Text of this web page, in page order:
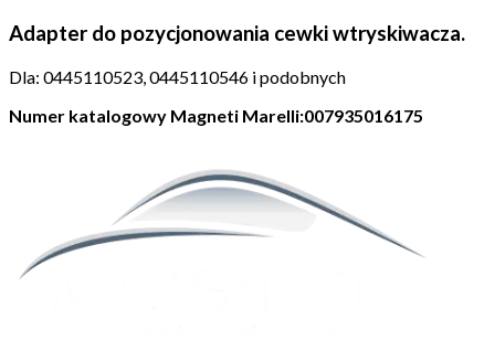
Adapter do pozycjonowania cewki wtryskiwacza.
Dla: 0445110523, 0445110546 i podobnych
Numer katalogowy Magneti Marelli:007935016175